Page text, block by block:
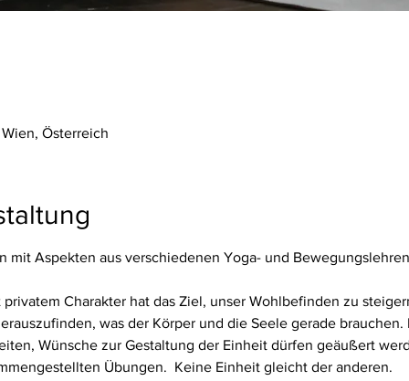
Österreich
mit Aspekten aus verschiedenen Yoga- und
Charakter hat das Ziel, unser Wohlbefinden zu
was der Körper und die Seele gerade
Wünsche zur Gestaltung der Einheit dürfen geäußert
Übungen.  Keine Einheit gleicht der anderen.